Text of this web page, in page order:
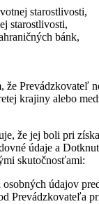
starostlivosti,
starostlivosti,
bánk,
že Prevádzkovateľ
krajiny alebo
že jej boli pri
údaje a
skutočnosťami:
osobných údajov
Prevádzkovateľa